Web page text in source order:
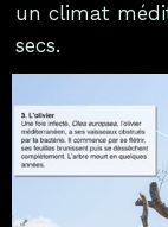
un climat
secs.